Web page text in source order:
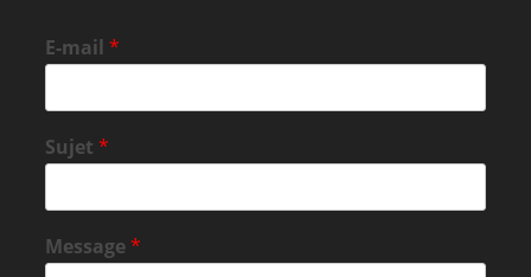
E-mail*
Sujet*
Message*